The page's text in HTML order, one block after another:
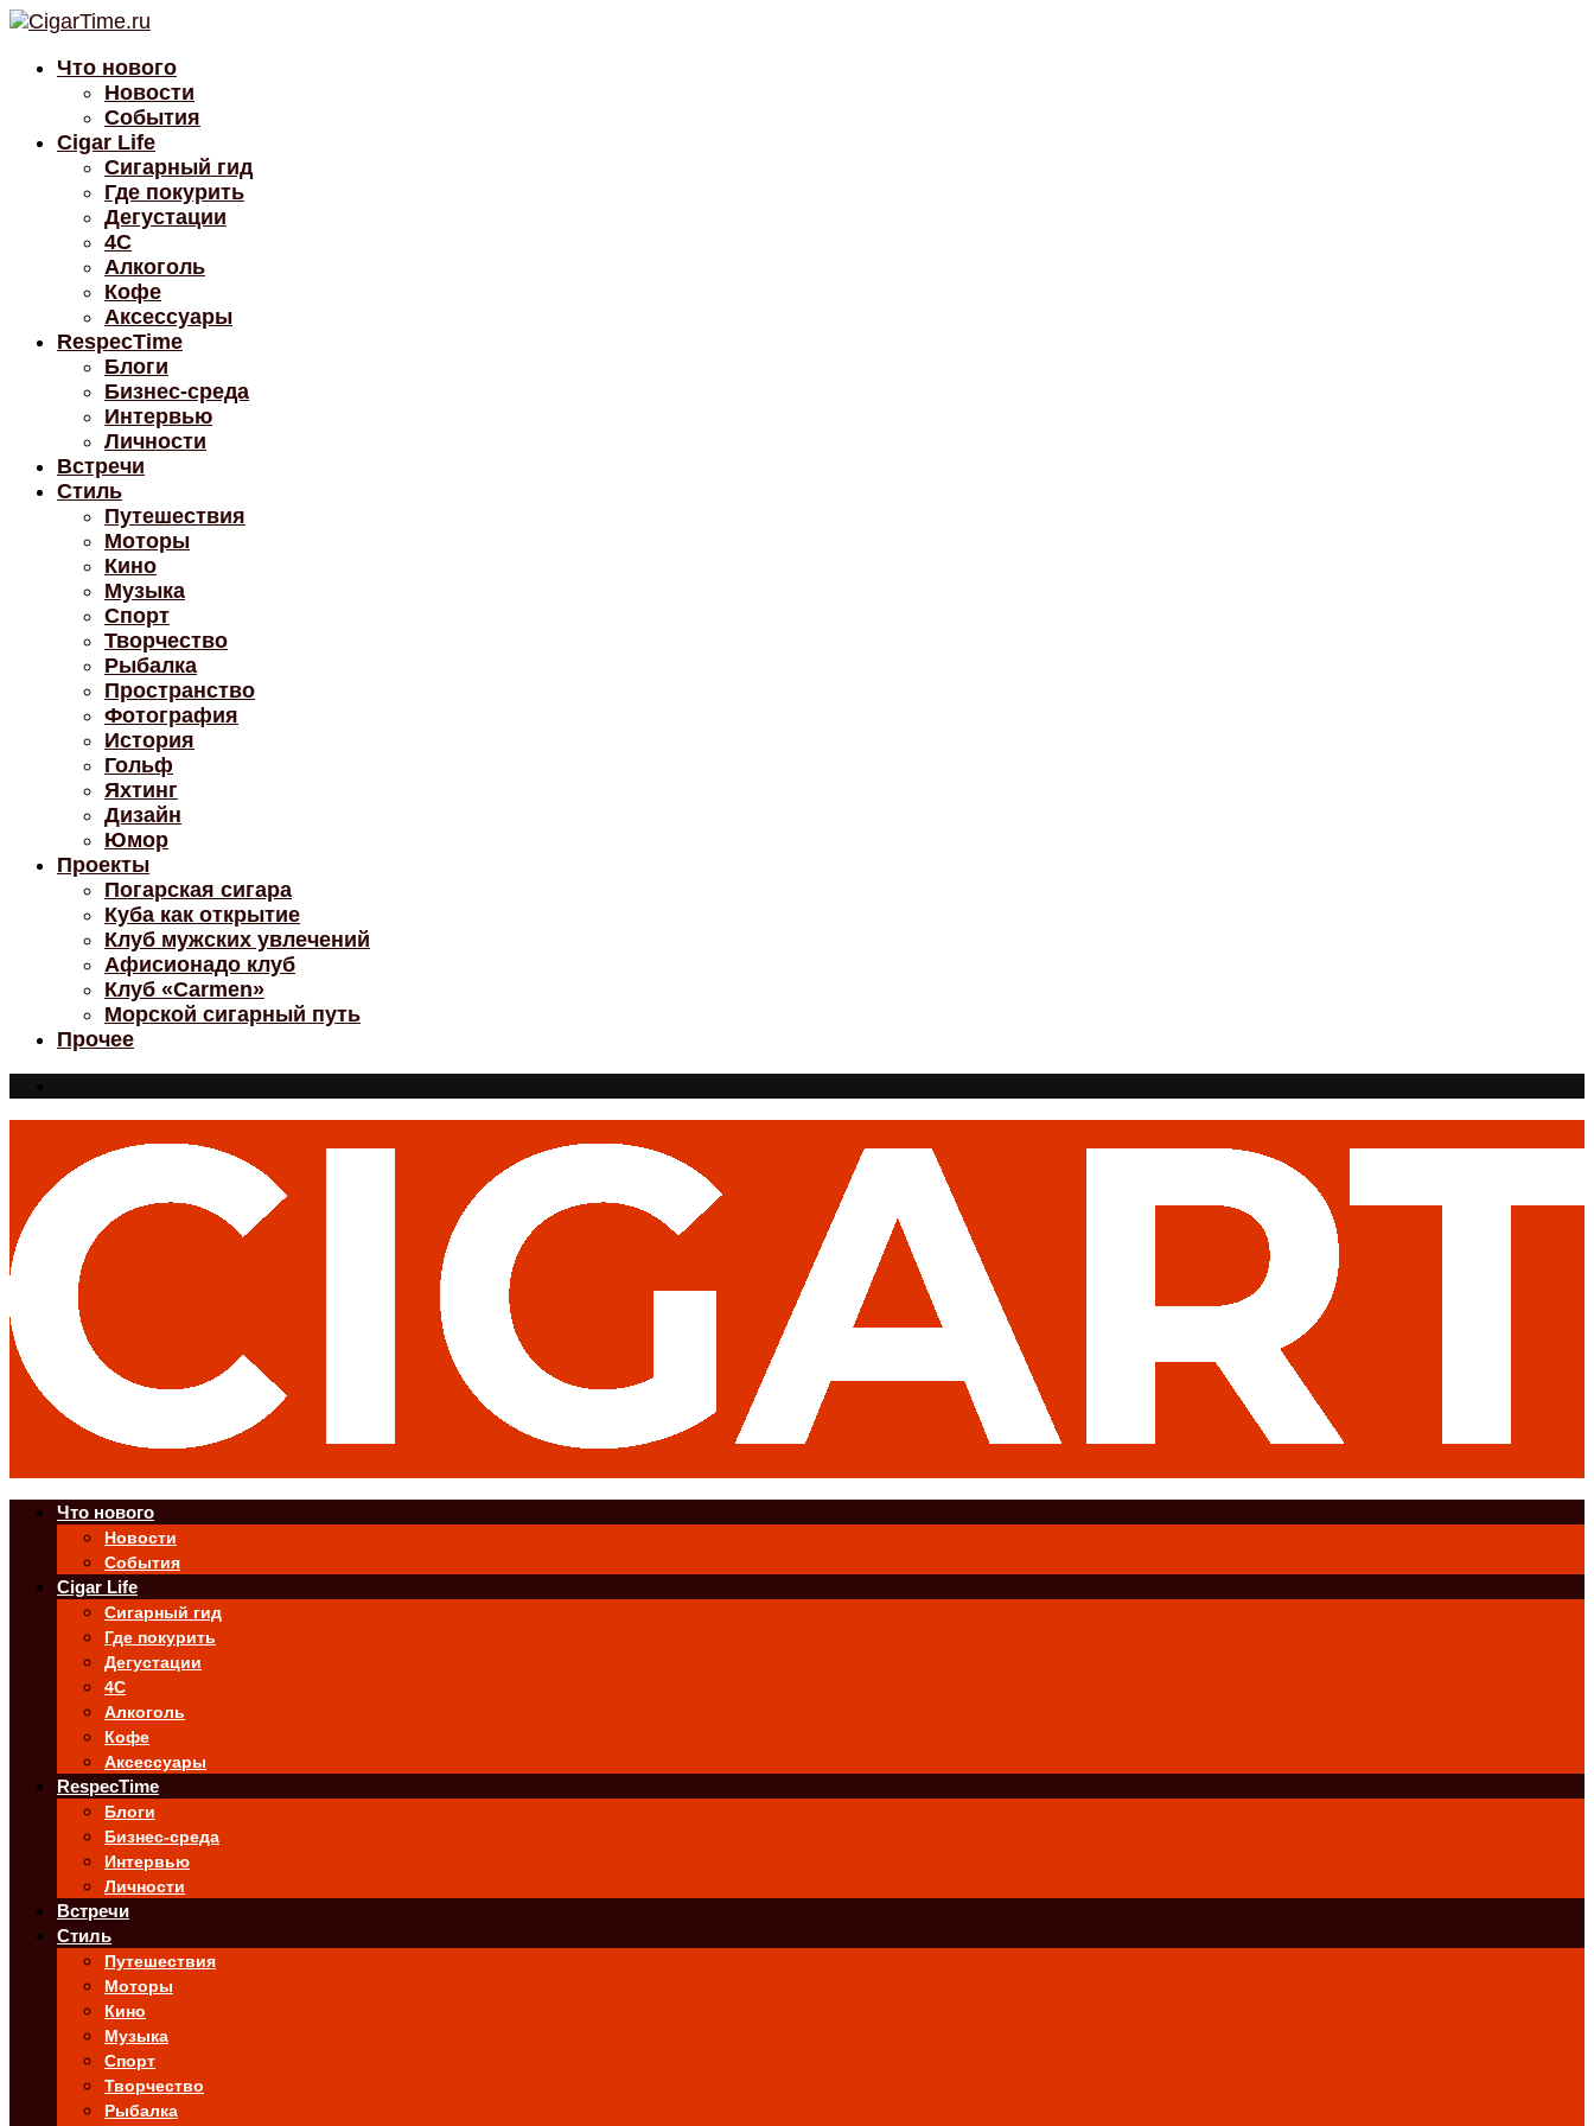
Что нового
Новости
События
Cigar Life
Сигарный гид
Где покурить
Дегустации
4C
Алкоголь
Кофе
Аксессуары
RespecTime
Блоги
Бизнес-среда
Интервью
Личности
Встречи
Стиль
Путешествия
Моторы
Кино
Музыка
Спорт
Творчество
Рыбалка
Пространство
Фотография
История
Гольф
Яхтинг
Дизайн
Юмор
Проекты
Погарская сигара
Куба как открытие
Клуб мужских увлечений
Афисионадо клуб
Клуб «Carmen»
Морской сигарный путь
Прочее
Что нового
Новости
События
Cigar Life
Сигарный гид
Где покурить
Дегустации
4C
Алкоголь
Кофе
Аксессуары
RespecTime
Блоги
Бизнес-среда
Интервью
Личности
Встречи
Стиль
Путешествия
Моторы
Кино
Музыка
Спорт
Творчество
Рыбалка